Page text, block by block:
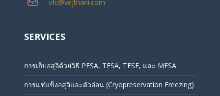
vfc@vejthani.com
SERVICES
การเก็บอสุจิด้วยวิธี PESA, TESA, TESE, และ MESA
การแช่แข็งอสุจิและตัวอ่อน (Cryopreservation Freezing)